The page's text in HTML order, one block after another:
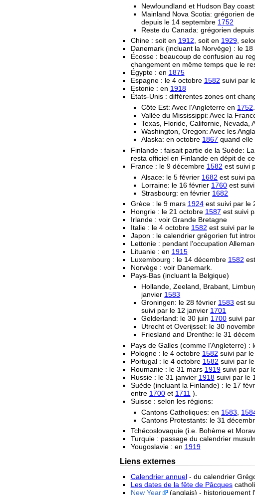
Newfoundland et Hudson Bay
Mainland Nova Scotia: grégorien de
depuis le 14 septembre 1752
Reste du Canada: grégorien
Chine : soit en 1912, soit en 1929,
Danemark (incluant la Norvège) : le 18
Écosse : beaucoup de confusion au
changement en même temps que le
Égypte : en 1875
Espagne : le 4 octobre 1582 suivi par
Estonie : en 1918
États-Unis : différentes zones ont
Côte Est: Avec l'Angleterre en 1752.
Vallée du Mississippi: Avec la
Texas, Floride, Californie, Nevada,
Washington, Oregon: Avec les
Alaska: en octobre 1867 quand elle
Finlande : faisait partie de la Suède:
resta officiel en Finlande en dépit de
France : le 9 décembre 1582 est suivi
Alsace: le 5 février 1682 est suivi
Lorraine: le 16 février 1760 est
Strasbourg: en février 1682
Grèce : le 9 mars 1924est suivi par le
Hongrie : le 21 octobre 1587 est suivi
Irlande : voir Grande Bretagne
Italie : le 4 octobre 1582 est suivi par
Japon : le calendrier grégorien fut
Lettonie : pendant l'occupation
Lituanie : en 1915
Luxembourg : le 14 décembre 1582
Norvège : voir Danemark.
Pays-Bas (incluant la Belgique)
Hollande, Zeeland, Brabant,
janvier 1583
Groningen: le 28 février 1583 est
suivi par le 12 janvier 1701
Gelderland: le 30 juin 1700 suivi
Utrecht et Overijssel: le 30
Friesland and Drenthe: le 31
Pays de Galles (comme l'Angleterre) :
Pologne : le 4 octobre 1582 suivi par
Portugal : le 4 octobre 1582 suivi par
Roumanie : le 31 mars 1919suivi par
Russie : le 31 janvier 1918suivi par le
Suède (incluant la Finlande) : le 17
entre 1700et 1711 ).
Suisse : selon les régions:
Cantons Catholiques: en 1583
Cantons Protestants: le 31
Tchécoslovaquie (i.e. Bohème et
Turquie : passage du calendrier
Yougoslavie : en 1919
Liens externes
Calendrier annuel- du calendrier
Les dates de la fête de Pâcques
New Year
(anglais) - historiquement